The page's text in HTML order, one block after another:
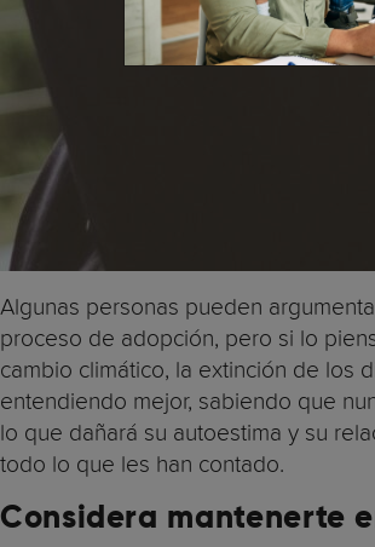
Algunas personas pueden
proceso de adopción, pero si lo
cambio climático, la extinción de los
entendiendo mejor, sabiendo que
lo que dañará su autoestima y su
todo lo que les han contado.
Considera mantenerte